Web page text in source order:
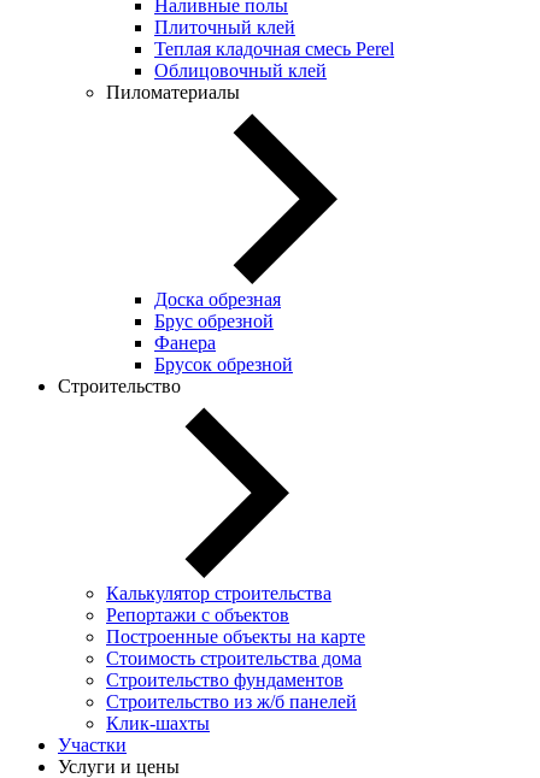
Наливные полы
Плиточный клей
Теплая кладочная смесь Perel
Облицовочный клей
Пиломатериалы
Доска обрезная
Брус обрезной
Фанера
Брусок обрезной
Строительство
Калькулятор строительства
Репортажи с объектов
Построенные объекты на карте
Стоимость строительства дома
Строительство фундаментов
Строительство из ж/б панелей
Клик-шахты
Участки
Услуги и цены